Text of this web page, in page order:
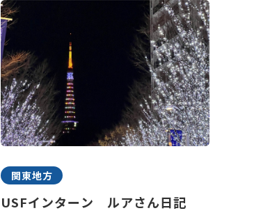
関東地方
USFインターン ルアさん日記